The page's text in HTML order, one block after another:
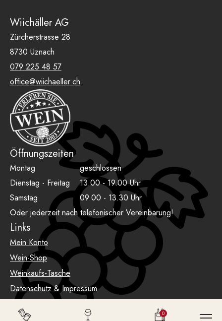
0
Wiichäller AG
Zürcherstrasse 28
8730 Uznach
079 225 48 57
office@wiichaeller.ch
Öffnungszeiten
Montag
geschlossen
Dienstag - Freitag
13.00 - 19.00 Uhr
Samstag
09.00 - 13.30 Uhr
Oder jederzeit nach telefonischer Vereinbarung!
Links
Mein Konto
Wein-Shop
Weinkaufs-Tasche
Datenschutz & Impressum